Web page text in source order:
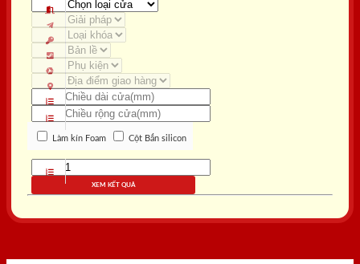
Làm kín Foam Cột Bắn silicon
XEM KẾT QUẢ